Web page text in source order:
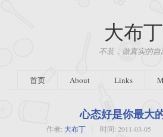
大布丁
不装，做真实的自
首页 About Links
心态好是你最大
作者: 大布丁 时间: 2011-03-05